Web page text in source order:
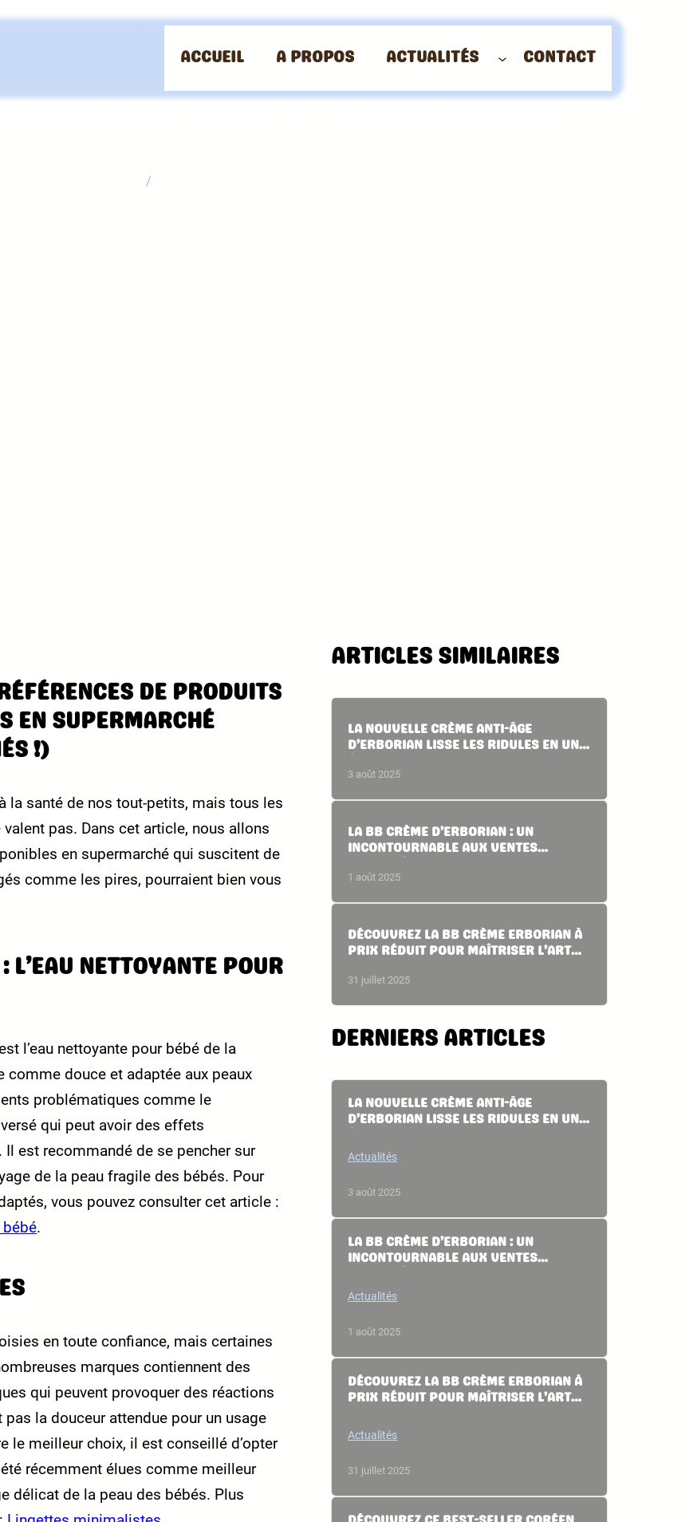
ACCUEIL A PROPOS ACTUALITÉS CONTACT
Actualités
RÉFÉRENCES DE PRODUITS POUR BÉBÉS
/
DE PRODUITS
EN SUPERMARCHÉ
!)
la santé de nos tout-petits, mais tous les
pas. Dans cet article, nous allons
en supermarché qui suscitent de
comme les pires, pourraient bien vous
L’EAU NETTOYANTE POUR
l’eau nettoyante pour bébé de la
comme douce et adaptée aux peaux
problématiques comme le
qui peut avoir des effets
est recommandé de se pencher sur
de la peau fragile des bébés. Pour
vous pouvez consulter cet article :
.
en toute confiance, mais certaines
marques contiennent des
qui peuvent provoquer des réactions
la douceur attendue pour un usage
le meilleur choix, il est conseillé d’opter
récemment élues comme meilleur
délicat de la peau des bébés. Plus
ARTICLES SIMILAIRES
LA NOUVELLE CRÈME ANTI-ÂGE
D’ERBORIAN LISSE LES RIDULES EN UN
3 août 2025
LA BB CRÈME D’ERBORIAN : UN
INCONTOURNABLE AUX VENTES
1 août 2025
DÉCOUVREZ LA BB CRÈME ERBORIAN À
PRIX RÉDUIT POUR MAÎTRISER L’ART
31 juillet 2025
DERNIERS ARTICLES
LA NOUVELLE CRÈME ANTI-ÂGE
D’ERBORIAN LISSE LES RIDULES EN UN
Actualités
3 août 2025
LA BB CRÈME D’ERBORIAN : UN
INCONTOURNABLE AUX VENTES
Actualités
1 août 2025
DÉCOUVREZ LA BB CRÈME ERBORIAN À
PRIX RÉDUIT POUR MAÎTRISER L’ART
Actualités
31 juillet 2025